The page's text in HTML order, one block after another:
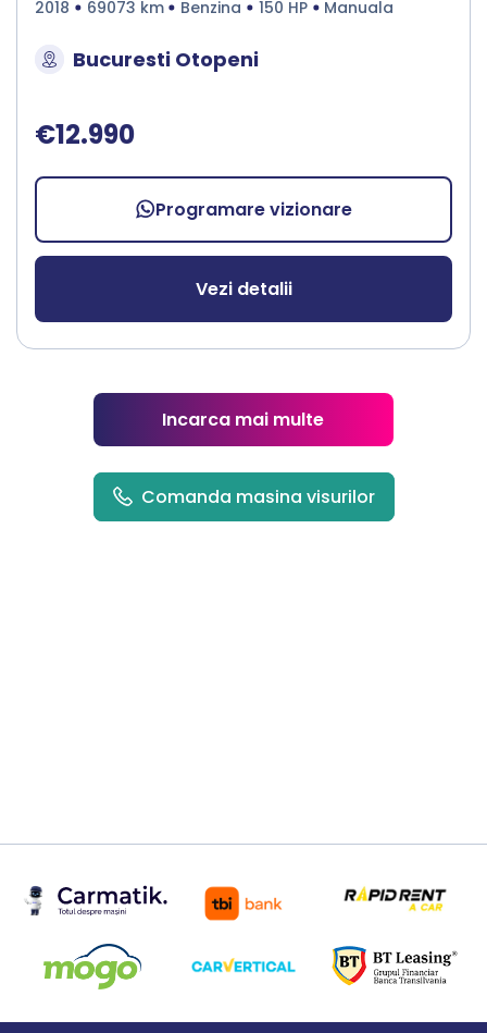
2018 69073 km Benzina 150 HP Manuala
Bucuresti Otopeni
€12.990
Programare vizionare
Vezi detalii
Incarca mai multe
Comanda masina visurilor